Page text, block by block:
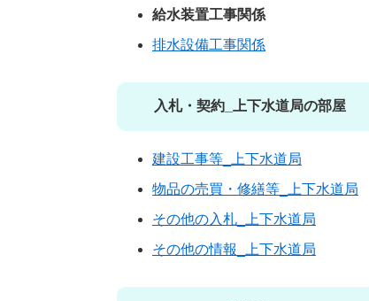
給水装置工事関係
排水設備工事関係
入札・契約_上下水道局の部屋
建設工事等_上下水道局
物品の売買・修繕等_上下水道局
その他の入札_上下水道局
その他の情報_上下水道局